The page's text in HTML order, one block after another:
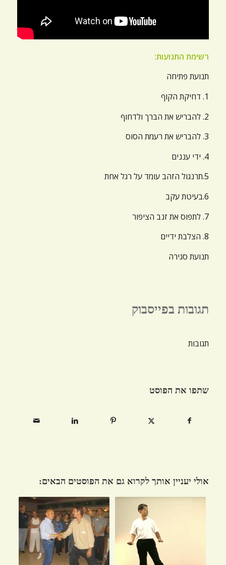
רשימת התנועות:
תנועת פתיחה
1. דחיקת הקוף
2. להבריש את הברך ולדחוף
3. להבריש את רעמת הסוס
4. ידי עננים
5.תרנגול הזהב עומד על רגל אחת
6.בעיטת עקב
7. לתפוס את זנב הציפור
8. הצלבת ידיים
תנועת סגירה
תגובות בפייסבוק
תגובות
שתפו את הפוסט
אולי יעניין אותך לקרוא גם את הפוסטים הבאים: